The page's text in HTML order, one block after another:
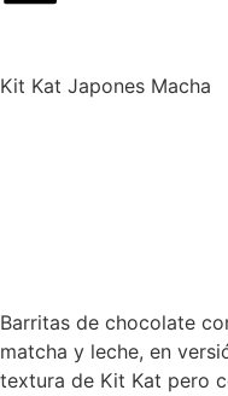
Kit Kat Japones Macha
Barritas de chocolate
matcha y leche, en
textura de Kit Kat pero